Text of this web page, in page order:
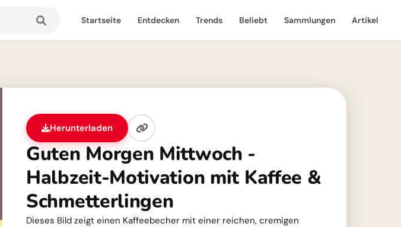
Startseite Entdecken Trends Beliebt Sammlungen Artikel
Herunterladen
Guten Morgen Mittwoch -
Halbzeit-Motivation mit Kaffee &
Schmetterlingen
Dieses Bild zeigt einen Kaffeebecher mit einer reichen, cremigen